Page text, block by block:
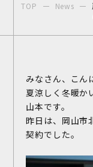
TOP News
みなさん、こん
夏涼しく冬暖か
山本です。
昨日は、岡山
契約でした。